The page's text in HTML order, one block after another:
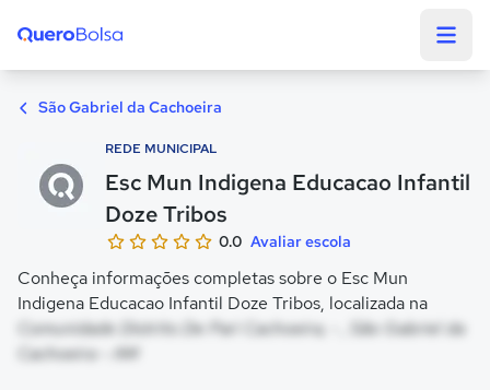
São Gabriel da Cachoeira
REDE MUNICIPAL
Esc Mun Indigena Educacao Infantil
Doze Tribos
0.0 Avaliar escola
Conheça informações completas sobre o Esc Mun
Indigena Educacao Infantil Doze Tribos, localizada na
Comunidade Distrito De Pari Cachoeira, - , São Gabriel da
Cachoeira - AM